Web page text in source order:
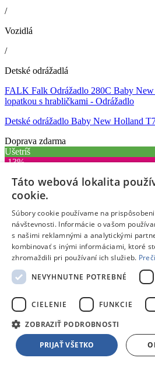
/
Vozidlá
/
Detské odrážadlá
FALK Falk Odrážadlo 280C Baby
lopatkou s hrabličkami - Odrážadlo
Detské odrážadlo Baby New Holland
Doprava zdarma
Ušetríš
‐13%
V predajni11.08., u teba 12.08.
39,99 € s DPH
Pridať do košíka
Porovnať
204714
Cykloodrážadlá
Detské odrážadlá
Táto webová lokalita
cookie.
Súbory cookie používame na
návštevnosti. Informácie o vašom
s našimi reklamnými a analytickými
kombinovať s inými informáciami, ktoré
zhromaždili pri používaní ich služieb.
NEVYHNUTNE POTREBNÉ
CIELENIE FUNKCIE
ZOBRAZIŤ PODROBNOSTI
PRIJAŤ VŠETKO